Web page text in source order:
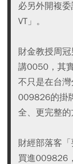
必另外開複
VT」。
財金教授周
講0050，其
不只是在台灣
009826的掛
全、更完整的
財經部落客
買進009826